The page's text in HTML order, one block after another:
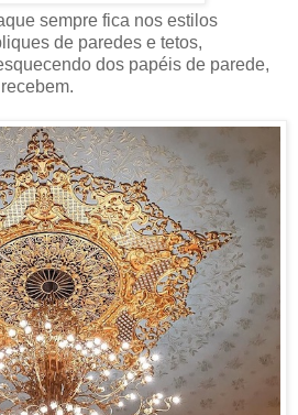
sempre fica nos estilos
de paredes e tetos,
dos papéis de parede,